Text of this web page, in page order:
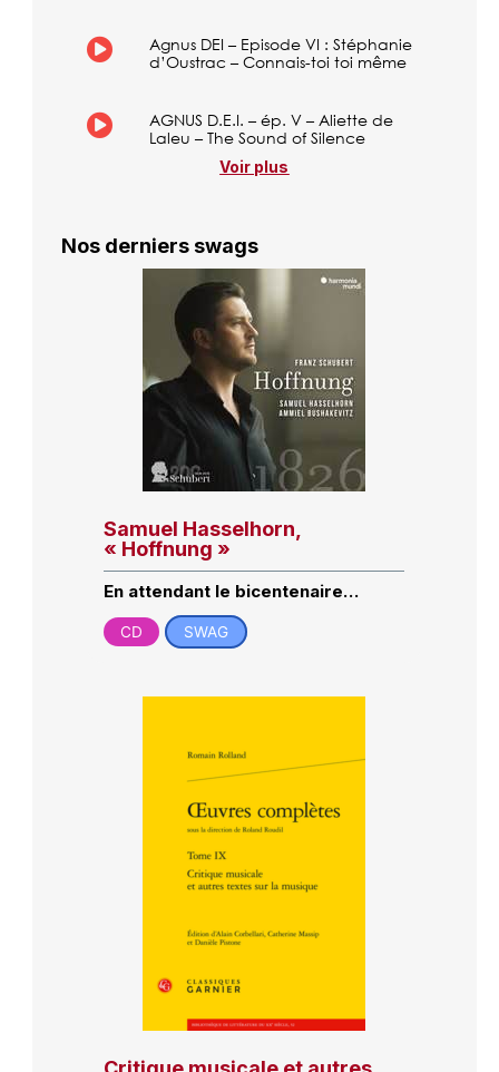
Agnus DEI – Episode VI : Stéphanie
d’Oustrac – Connais-toi toi même
AGNUS D.E.I. – ép. V – Aliette de
Laleu – The Sound of Silence
Voir plus
Nos derniers swags
Samuel Hasselhorn,
« Hoffnung »
En attendant le bicentenaire…
CD SWAG